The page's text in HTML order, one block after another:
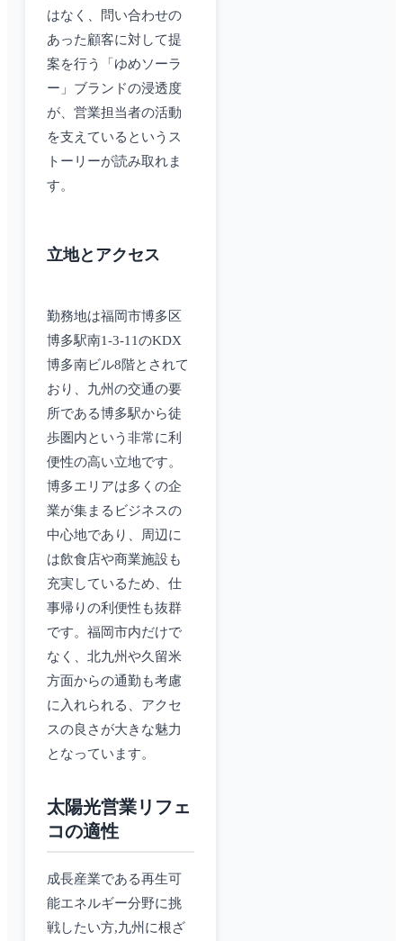
はなく、問い合わせの
あった顧客に対して提
案を行う「ゆめソーラ
ー」ブランドの浸透度
が、営業担当者の活動
を支えているというス
トーリーが読み取れま
す。
立地とアクセス
勤務地は福岡市博多区
博多駅南1-3-11のKDX
博多南ビル8階とされて
おり、九州の交通の要
所である博多駅から徒
歩圏内という非常に利
便性の高い立地です。
博多エリアは多くの企
業が集まるビジネスの
中心地であり、周辺に
は飲食店や商業施設も
充実しているため、仕
事帰りの利便性も抜群
です。福岡市内だけで
なく、北九州や久留米
方面からの通勤も考慮
に入れられる、アクセ
スの良さが大きな魅力
となっています。
太陽光営業リフェ
コの適性
成長産業である再生可
能エネルギー分野に挑
戦したい方,九州に根ざ